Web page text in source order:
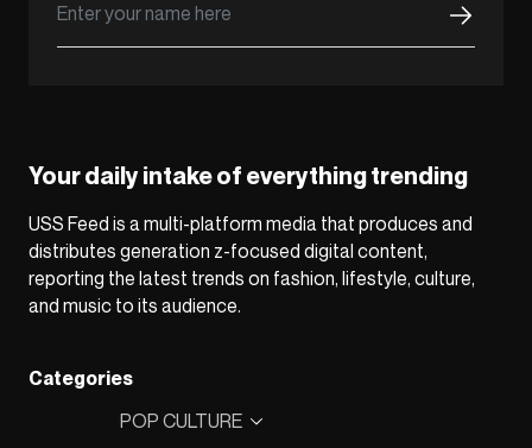
Your daily intake of everything trending
USS Feed is a multi-platform media that produces and
distributes generation z-focused digital content,
reporting the latest trends on fashion, lifestyle, culture,
and music to its audience.
Categories
POP CULTURE